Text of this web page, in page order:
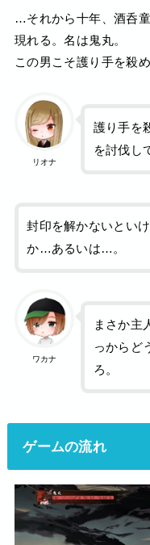
…それから十年、酒呑
現れる。名は鬼丸。
この男こそ護り手を殺
リオナ
護り手を
を討伐し
封印を解かないとい
か…あるいは…。
ワカナ
まさか主
っからど
ろ。
ゲームの流れ